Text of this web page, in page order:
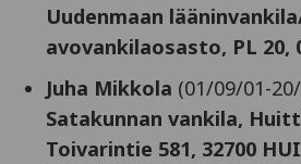
Uudenmaan
avovankilaosasto, PL 20,
Juha Mikkola (01/09/01-
Satakunnan vankila,
Toivarintie 581, 32700